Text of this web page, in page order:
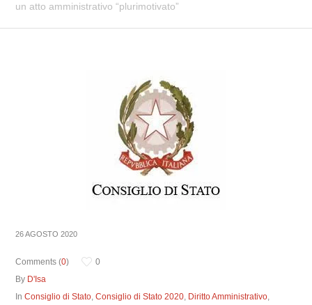
un atto amministrativo “plurimotivato”
26 AGOSTO 2020
Comments (0)
0
By D'Isa
InConsiglio di Stato,Consiglio di Stato 2020, Diritto Amministrativo,